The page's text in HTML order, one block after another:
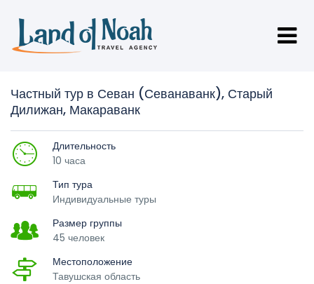
Частный тур в Севан (Севанаванк), Старый
Дилижан, Макараванк
Длительность
10 часа
Тип тура
Индивидуальные туры
Размер группы
45 человек
Местоположение
Тавушская область